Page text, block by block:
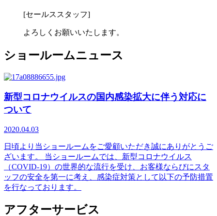
[セールススタッフ]
よろしくお願いいたします。
ショールームニュース
新型コロナウイルスの国内感染拡大に伴う対応に
ついて
2020.04.03
日頃より当ショールームをご愛顧いただき誠にありがとうご
ざいます。 当ショールームでは、新型コロナウイルス
（COVID-19）の世界的な流行を受け、お客様ならびにスタ
ッフの安全を第一に考え、感染症対策として以下の予防措置
を行なっております。
アフターサービス